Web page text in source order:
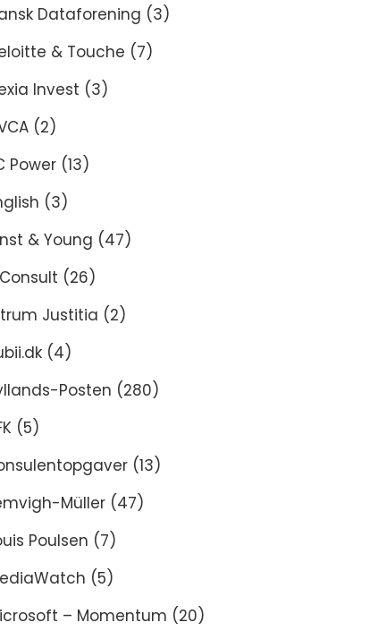
Dataforening (3)
& Touche (7)
Invest (3)
(2)
Power (13)
(3)
& Young (47)
(26)
Justitia (2)
(4)
Posten (280)
(5)
(13)
Müller (47)
Poulsen (7)
(5)
– Momentum (20)